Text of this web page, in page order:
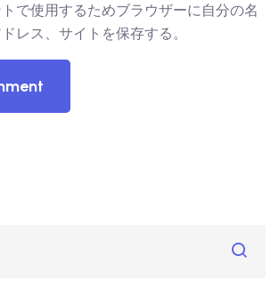
で使用するためブラウザーに自分の名
レス、サイトを保存する。